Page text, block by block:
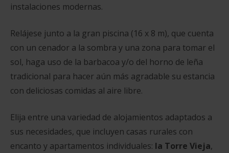
instalaciones modernas.
Relájese junto a la gran piscina (16 x 8 m), que cuenta
con un cenador a la sombra y una zona para tomar el
sol, haga uso de la barbacoa y/o del horno de leña
tradicional para hacer aún más agradable su estancia
con deliciosas comidas al aire libre.
Elija entre una variedad de alojamientos adaptados a
sus necesidades, que incluyen casas rurales con
encanto y apartamentos individuales: la Torre Vieja,